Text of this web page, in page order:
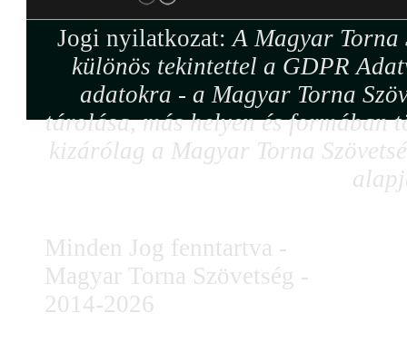
Jogi nyilatkozat:A Magyar Torna
különös tekintettel a GDPR
adatokra - a Magyar Torna
tárolása, más helyen és formában
kizárólag a Magyar Torna
Minden Jog fenntartva -
Magyar Torna Szövetség -
2014-2026